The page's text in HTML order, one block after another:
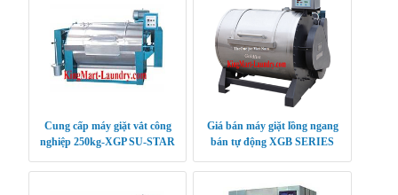
Cung cấp máy giặt vắt công
nghiệp 250kg-XGP SU-STAR
Giá bán máy giặt lồng ngang
bán tự động XGB SERIES